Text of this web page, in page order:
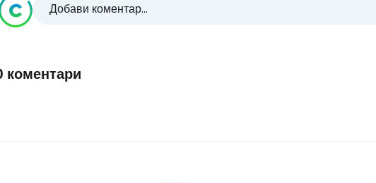
Добави коментар...
коментари